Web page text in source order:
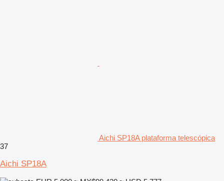
Aichi SP18A plataforma telescópica
37
Aichi SP18A